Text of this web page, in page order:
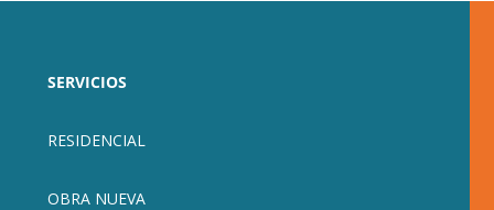
SERVICIOS
RESIDENCIAL
OBRA NUEVA